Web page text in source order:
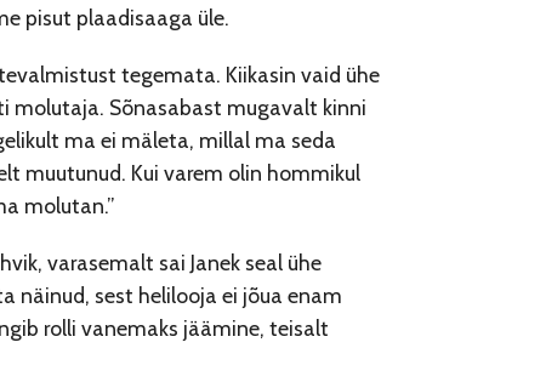
pisut plaadisaaga üle.
tegemata. Kiikasin vaid ühe
molutaja. Sõnasabast mugavalt kinni
ma ei mäleta, millal ma seda
muutunud. Kui varem olin hommikul
molutan.”
varasemalt sai Janek seal ühe
näinud, sest helilooja ei jõua enam
rolli vanemaks jäämine, teisalt